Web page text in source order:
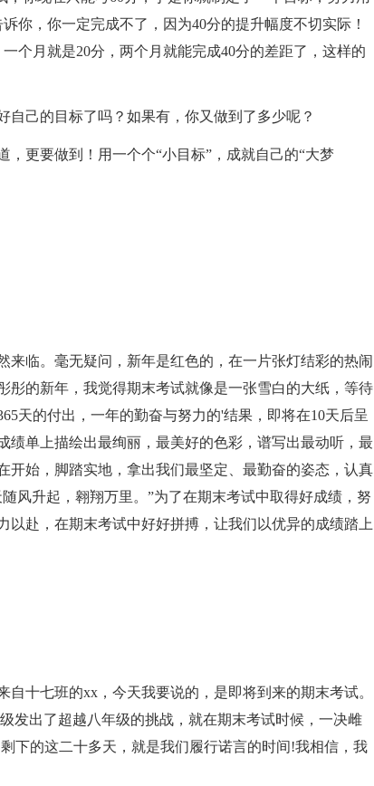
你，你一定完成不了，因为40分的提升幅度不切实际！
个月就是20分，两个月就能完成40分的差距了，这样的
自己的目标了吗？如果有，你又做到了多少呢？
更要做到！用一个个“小目标”，成就自己的“大梦
来临。毫无疑问，新年是红色的，在一片张灯结彩的热闹
彤的新年，我觉得期末考试就像是一张雪白的大纸，等待
天的付出，一年的勤奋与努力的'结果，即将在10天后呈
绩单上描绘出最绚丽，最美好的色彩，谱写出最动听，最
开始，脚踏实地，拿出我们最坚定、最勤奋的姿态，认真
风升起，翱翔万里。”为了在期末考试中取得好成绩，努
以赴，在期末考试中好好拼搏，让我们以优异的成绩踏上
十七班的xx，今天我要说的，是即将到来的期末考试。
发出了超越八年级的挑战，就在期末考试时候，一决雌
下的这二十多天，就是我们履行诺言的时间!我相信，我